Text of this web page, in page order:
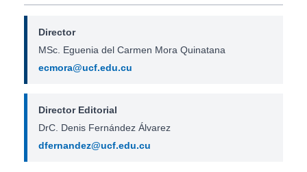
Director
MSc. Eguenia del Carmen Mora Quinatana
ecmora@ucf.edu.cu
Director Editorial
DrC. Denis Fernández Álvarez
dfernandez@ucf.edu.cu